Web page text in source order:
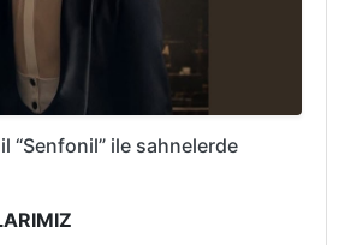
“Senfonil” ile sahnelerde